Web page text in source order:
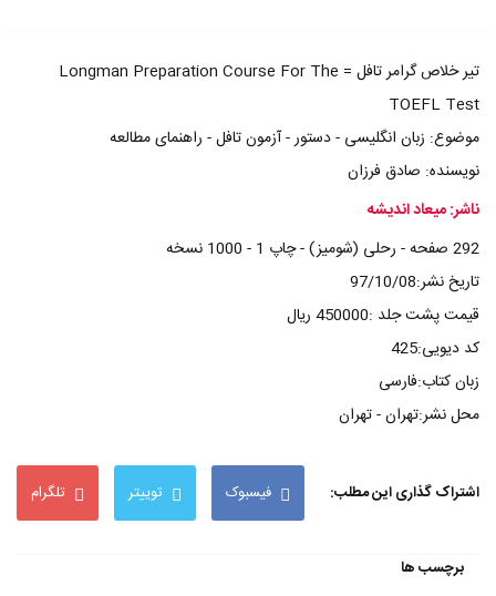
تیر خلاص گرامر تافل = Longman Preparation Course For The
TOEFL Test
موضوع: زبان انگلیسی - دستور - آزمون تافل - راهنمای مطالعه
نویسنده: صادق فرزان
ناشر: میعاد اندیشه
292 صفحه - رحلی (شومیز) - چاپ 1 - 1000 نسخه
تاریخ نشر:97/10/08
قیمت پشت جلد :450000 ریال
کد دیویی:425
زبان کتاب:فارسی
محل نشر:تهران - تهران
اشتراک گذاری این مطلب: فیسبوک توییتر تلگرام
برچسب ها